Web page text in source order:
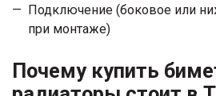
Подключение (боковое или
при монтаже)
Почему купить